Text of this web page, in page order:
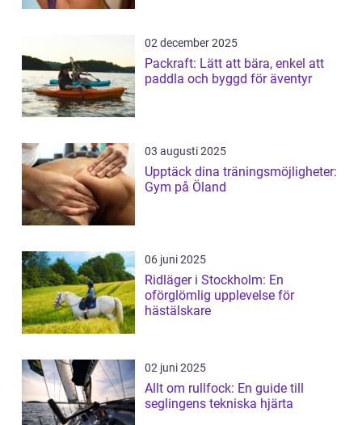
02 december 2025
Packraft: Lätt att bära, enkel att
paddla och byggd för äventyr
03 augusti 2025
Upptäck dina träningsmöjligheter:
Gym på Öland
06 juni 2025
Ridläger i Stockholm: En
oförglömlig upplevelse för
hästälskare
02 juni 2025
Allt om rullfock: En guide till
seglingens tekniska hjärta